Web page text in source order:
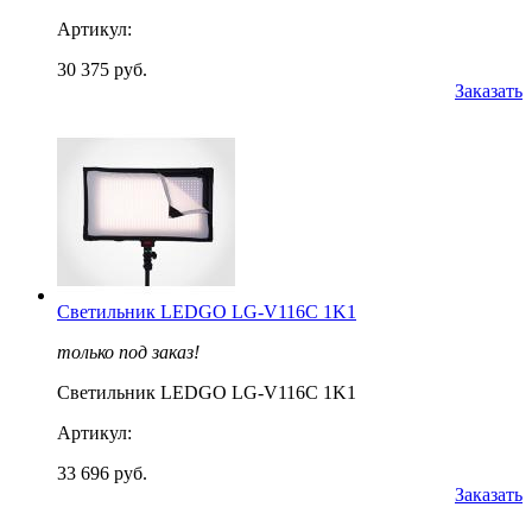
Артикул:
30 375 руб.
Заказать
Светильник LEDGO LG-V116С 1K1
только под заказ!
Светильник LEDGO LG-V116С 1K1
Артикул:
33 696 руб.
Заказать